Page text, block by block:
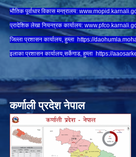
भौतिक पूर्वाधार विकास मन्त्रालय: www.
प्रादेशिक लेखा नियन्त्रक कार्यालय: www.
जिल्ला प्रशासन कार्यालय, हुम्ला https://
इलाका प्रशासन कार्यालय,सर्केगाड, हुम्ला https://
कर्णाली प्रदेश नेपाल